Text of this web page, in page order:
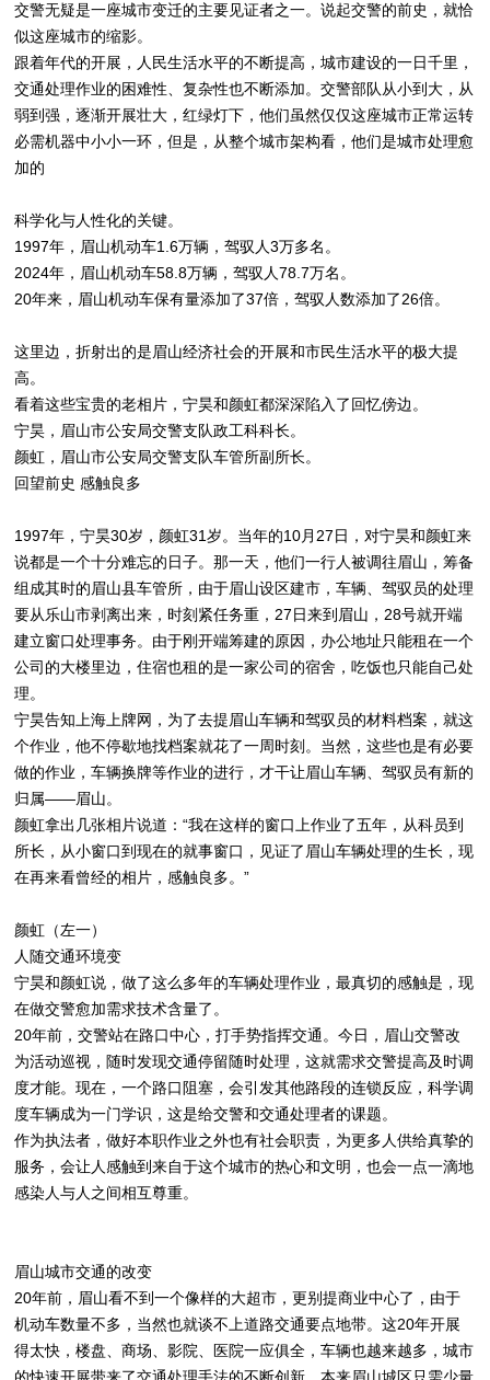
交警无疑是一座城市变迁的主要见证者之一。说起交警的前史，就恰
似这座城市的缩影。
跟着年代的开展，人民生活水平的不断提高，城市建设的一日千里，
交通处理作业的困难性、复杂性也不断添加。交警部队从小到大，从
弱到强，逐渐开展壮大，红绿灯下，他们虽然仅仅这座城市正常运转
必需机器中小小一环，但是，从整个城市架构看，他们是城市处理愈
加的
科学化与人性化的关键。
1997年，眉山机动车1.6万辆，驾驭人3万多名。
2024年，眉山机动车58.8万辆，驾驭人78.7万名。
20年来，眉山机动车保有量添加了37倍，驾驭人数添加了26倍。
这里边，折射出的是眉山经济社会的开展和市民生活水平的极大提
高。
看着这些宝贵的老相片，宁昊和颜虹都深深陷入了回忆傍边。
宁昊，眉山市公安局交警支队政工科科长。
颜虹，眉山市公安局交警支队车管所副所长。
回望前史 感触良多
1997年，宁昊30岁，颜虹31岁。当年的10月27日，对宁昊和颜虹来
说都是一个十分难忘的日子。那一天，他们一行人被调往眉山，筹备
组成其时的眉山县车管所，由于眉山设区建市，车辆、驾驭员的处理
要从乐山市剥离出来，时刻紧任务重，27日来到眉山，28号就开端
建立窗口处理事务。由于刚开端筹建的原因，办公地址只能租在一个
公司的大楼里边，住宿也租的是一家公司的宿舍，吃饭也只能自己处
理。
宁昊告知上海上牌网，为了去提眉山车辆和驾驭员的材料档案，就这
个作业，他不停歇地找档案就花了一周时刻。当然，这些也是有必要
做的作业，车辆换牌等作业的进行，才干让眉山车辆、驾驭员有新的
归属——眉山。
颜虹拿出几张相片说道：“我在这样的窗口上作业了五年，从科员到
所长，从小窗口到现在的就事窗口，见证了眉山车辆处理的生长，现
在再来看曾经的相片，感触良多。”
颜虹（左一）
人随交通环境变
宁昊和颜虹说，做了这么多年的车辆处理作业，最真切的感触是，现
在做交警愈加需求技术含量了。
20年前，交警站在路口中心，打手势指挥交通。今日，眉山交警改
为活动巡视，随时发现交通停留随时处理，这就需求交警提高及时调
度才能。现在，一个路口阻塞，会引发其他路段的连锁反应，科学调
度车辆成为一门学识，这是给交警和交通处理者的课题。
作为执法者，做好本职作业之外也有社会职责，为更多人供给真挚的
服务，会让人感触到来自于这个城市的热心和文明，也会一点一滴地
感染人与人之间相互尊重。
眉山城市交通的改变
20年前，眉山看不到一个像样的大超市，更别提商业中心了，由于
机动车数量不多，当然也就谈不上道路交通要点地带。这20年开展
得太快，楼盘、商场、影院、医院一应俱全，车辆也越来越多，城市